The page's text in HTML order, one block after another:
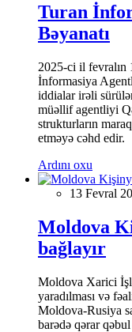
Turan
Bəyanatı
2025-ci il fevralın
İnformasiya
iddialar irəli
müəllif agentliyi
strukturların
etməyə cəhd edir.
Ardını oxu
13 Fevral
Moldova
bağlayır
Moldova Xarici
yaradılması və
Moldova-Rusiya
barədə qərar